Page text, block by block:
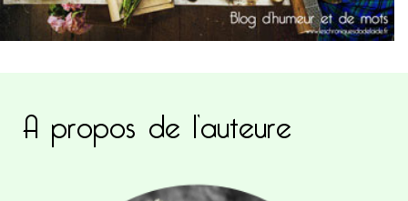
A propos de l’auteure